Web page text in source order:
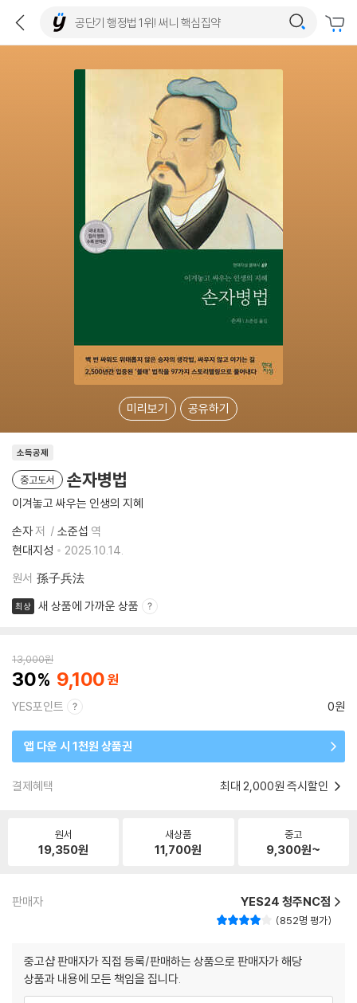
미리보기 공유하기
소득공제
중고도서 손자병법
이겨놓고 싸우는 인생의 지혜
손자저 소준섭 역
현대지성
2025.10.14.
원서 孫子兵法
최상 새 상품에 가까운 상품
13,000원
30 9,100
YES포인트 0원
앱 다운 시 1천원 상품권
결제혜택 최대 2,000원 즉시할인
원서
19,350원
새상품
11,700원
중고
9,300원~
판매자 YES24 청주NC점
852명 평가
중고샵 판매자가 직접 등록/판매하는 상품으로 판매자가 해당
상품과 내용에 모든 책임을 집니다.